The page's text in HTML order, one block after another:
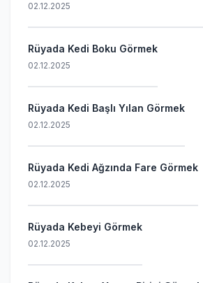
02.12.2025
Rüyada Kedi Boku Görmek
02.12.2025
Rüyada Kedi Başlı Yılan Görmek
02.12.2025
Rüyada Kedi Ağzında Fare Görmek
02.12.2025
Rüyada Kebeyi Görmek
02.12.2025